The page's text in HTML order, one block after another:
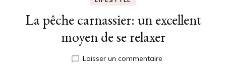
La pêche carnassier: un excellent
moyen de se relaxer
Laisser un commentairesur